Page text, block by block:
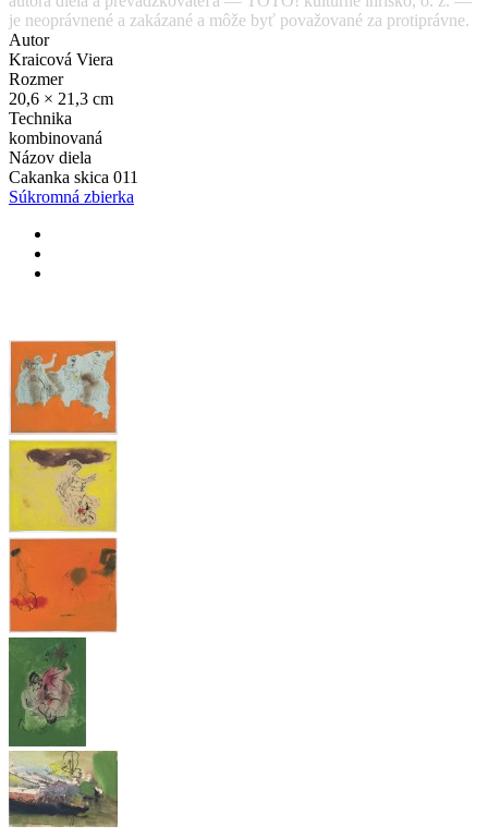
je neoprávnené a zakázané a môže byť považované za protiprávne.
Autor
Kraicová Viera
Rozmer
20,6 × 21,3 cm
Technika
kombinovaná
Názov diela
Cakanka skica 011
Súkromná zbierka